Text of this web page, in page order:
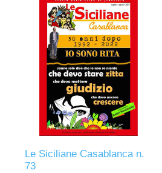
Le Siciliane Casablanca n.
73